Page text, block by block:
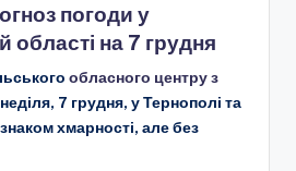
погоди у
області на 7 грудня
обласного центру з
7 грудня, у Тернополі та
хмарності, але без